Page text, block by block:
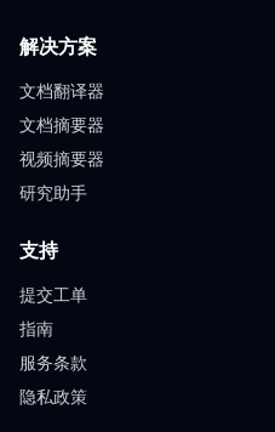
解决方案
文档翻译器
文档摘要器
视频摘要器
研究助手
支持
提交工单
指南
服务条款
隐私政策